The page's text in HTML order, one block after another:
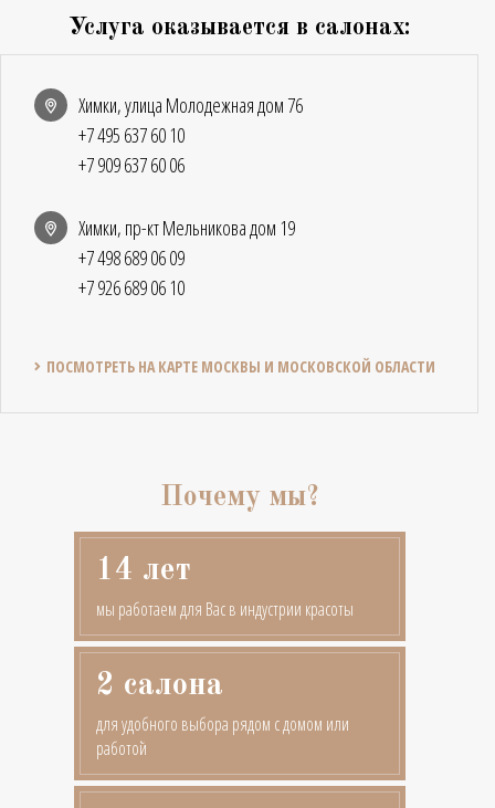
Почему мы?
14 лет
мы работаем для Вас в индустрии красоты
2 салона
для удобного выбора рядом с домом или
работой
Услуга оказывается в салонах:
Химки, улица Молодежная дом 76
+7 495 637 60 10
+7 909 637 60 06
Химки, пр-кт Мельникова дом 19
+7 498 689 06 09
+7 926 689 06 10
ПОСМОТРЕТЬ НА КАРТЕ МОСКВЫ И МОСКОВСКОЙ ОБЛАСТИ